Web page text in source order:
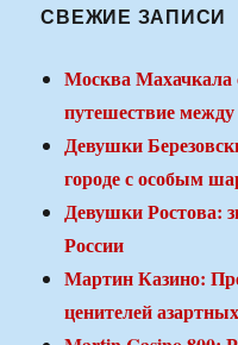
СВЕЖИЕ ЗАПИСИ
Москва Махачкала
путешествие
Девушки
городе с особым
Девушки Ростова:
России
Мартин Казино:
ценителей